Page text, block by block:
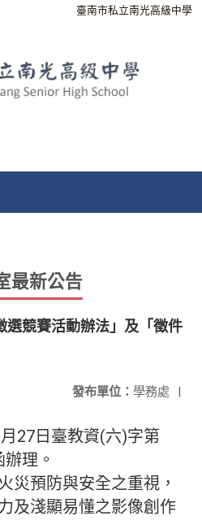
臺南市私立南光高級中學
最新公告
選競賽活動辦法」及「徵件
發布單位： 學務處 |
27日臺教資(六)字第
理。
災預防與安全之重視，
及淺顯易懂之影像創作